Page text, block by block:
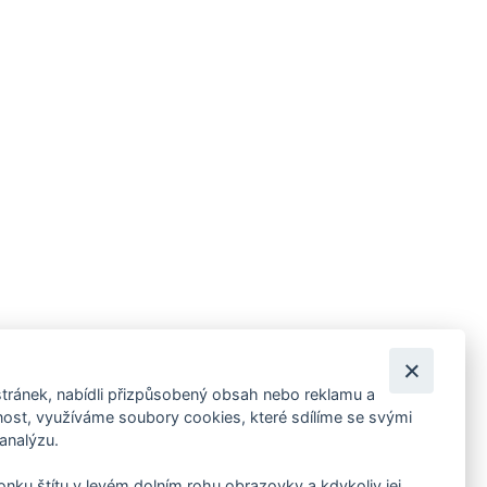
pozvánky na kulturní a sportovní akce?
nabídli přizpůsobený obsah nebo reklamu a
využíváme soubory cookies, které sdílíme se svými